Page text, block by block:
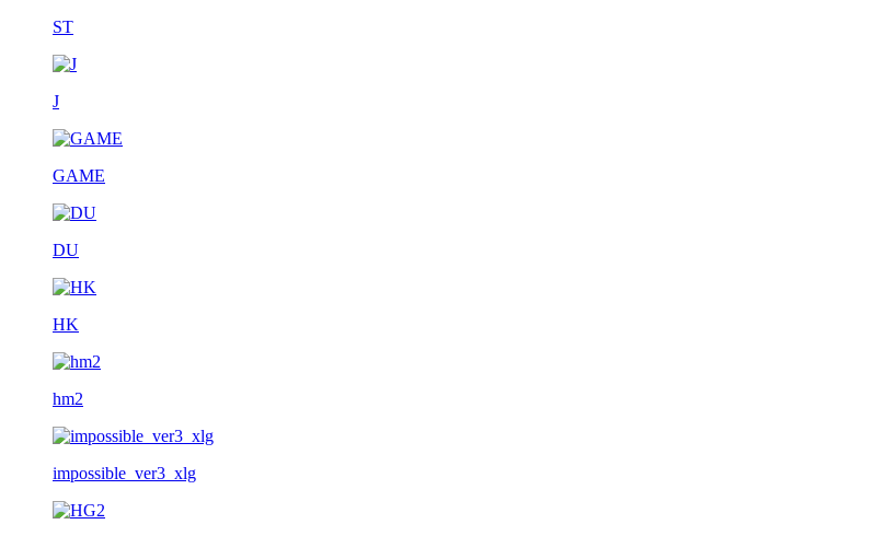
ST
J
GAME
DU
HK
hm2
impossible_ver3_xlg